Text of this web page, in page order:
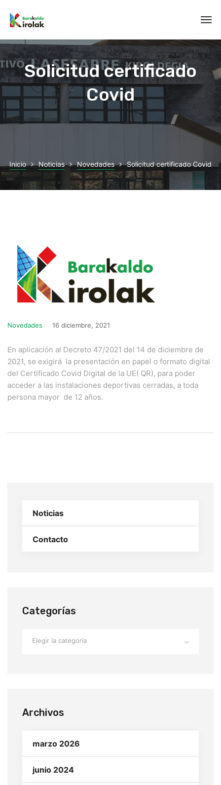
Solicitud certificado
Covid
Inicio Noticias Novedades Solicitud certificado Covid
Novedades 16 diciembre, 2021
En aplicación al Decreto 47/2021 del 14 de diciembre de
2021, se exigirá la presentación en papel o formato digital
del Certificado Covid Digital de la UE( QR), para poder
acceder a las instalaciones deportivas cerradas, a toda
persona mayor de 12 años.
Noticias
Contacto
Categorías
Elegir la categoría
Archivos
marzo 2026
junio 2024